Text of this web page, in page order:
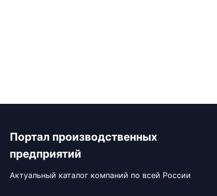
Портал производственных
предприятий
Актуальный каталог компаний по всей России